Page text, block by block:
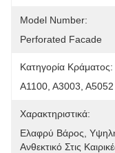
Model Number:
Perforated Facade
Κατηγορία Κράματος:
Α1100, Α3003,
Χαρακτηριστικά:
Ελαφρύ Βάρος,
Ανθεκτικό Στις